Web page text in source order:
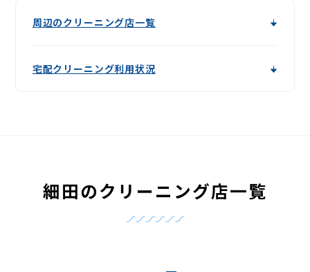
周辺のクリーニング店一覧
宅配クリーニング利用状況
細田のクリーニング店一覧